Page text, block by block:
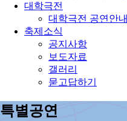
대학극전
대학극전 공연안내
축제소식
공지사항
보도자료
갤러리
묻고답하기
특별공연